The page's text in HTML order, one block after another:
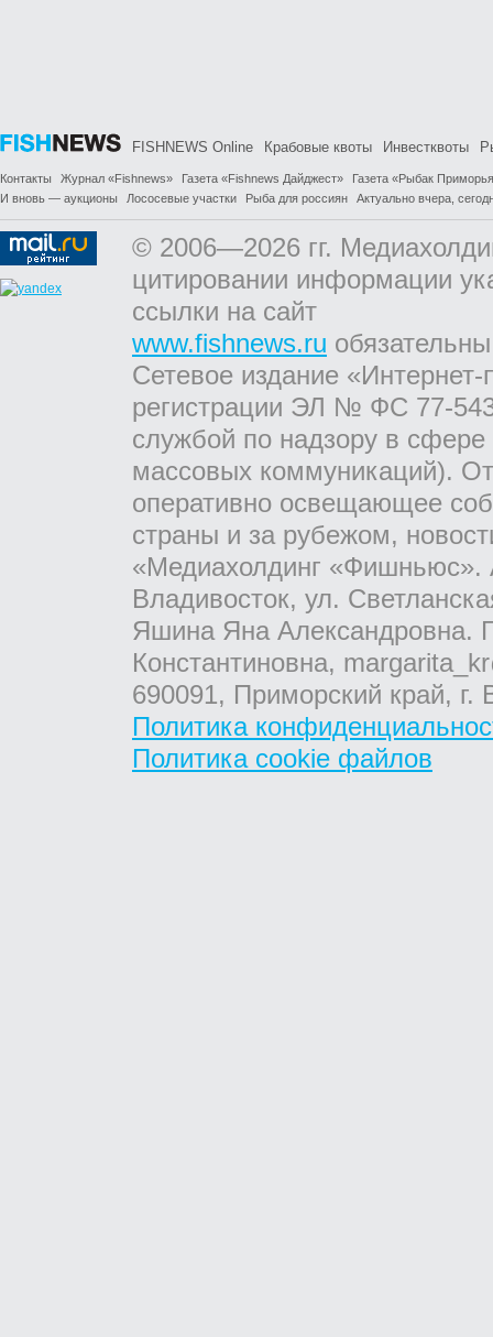
FISHNEWS Online Крабовые квоты Инвестквоты
Контакты Журнал «Fishnews» Газета «Fishnews Дайджест»
Газета «Рыбак
И вновь — аукционы
Лососевые участки Рыба для россиян Актуально вчера,
© 2006—2026 гг.
цитировании информации
ссылки на сайт
www.fishnews.ru
Сетевое издание
регистрации ЭЛ № ФС 77-
службой по надзору в
массовых коммуникаций).
оперативно освещающее
страны и за рубежом,
«Медиахолдинг «Фишньюс».
Владивосток, ул.
Яшина Яна Александровна.
Константиновна,
690091, Приморский край,
Политика
Политика cookie файлов